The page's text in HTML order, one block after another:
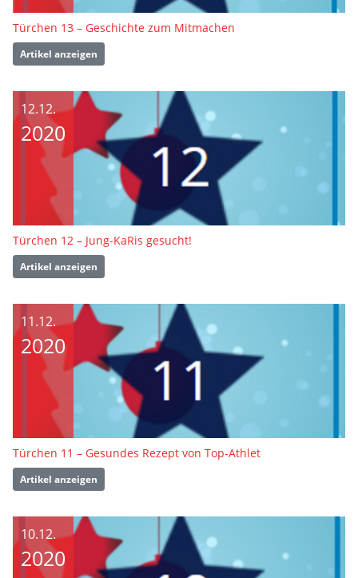
Türchen 13 – Geschichte zum Mitmachen
Artikel anzeigen
12.12.
2020
Türchen 12 – Jung-KaRis gesucht!
Artikel anzeigen
11.12.
2020
Türchen 11 – Gesundes Rezept von Top-Athlet
Artikel anzeigen
10.12.
2020